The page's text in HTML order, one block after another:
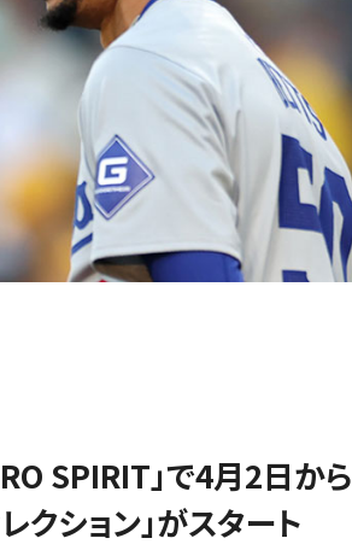
SPIRIT」で4月2日から
クション」がスタート